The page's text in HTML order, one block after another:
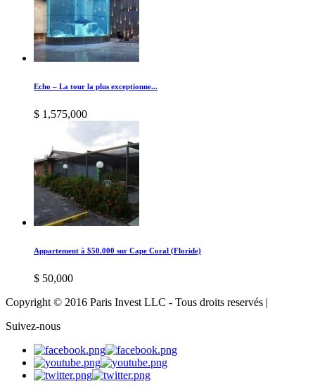
Echo – La tour la plus exceptionne...
$ 1,575,000
Appartement à $50.000 sur Cape Coral (Floride)
$ 50,000
Copyright © 2016 Paris Invest LLC - Tous droits reservés |
Suivez-nous